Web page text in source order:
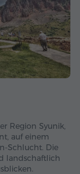
Region Syunik,
auf einem
Schlucht. Die
landschaftlich